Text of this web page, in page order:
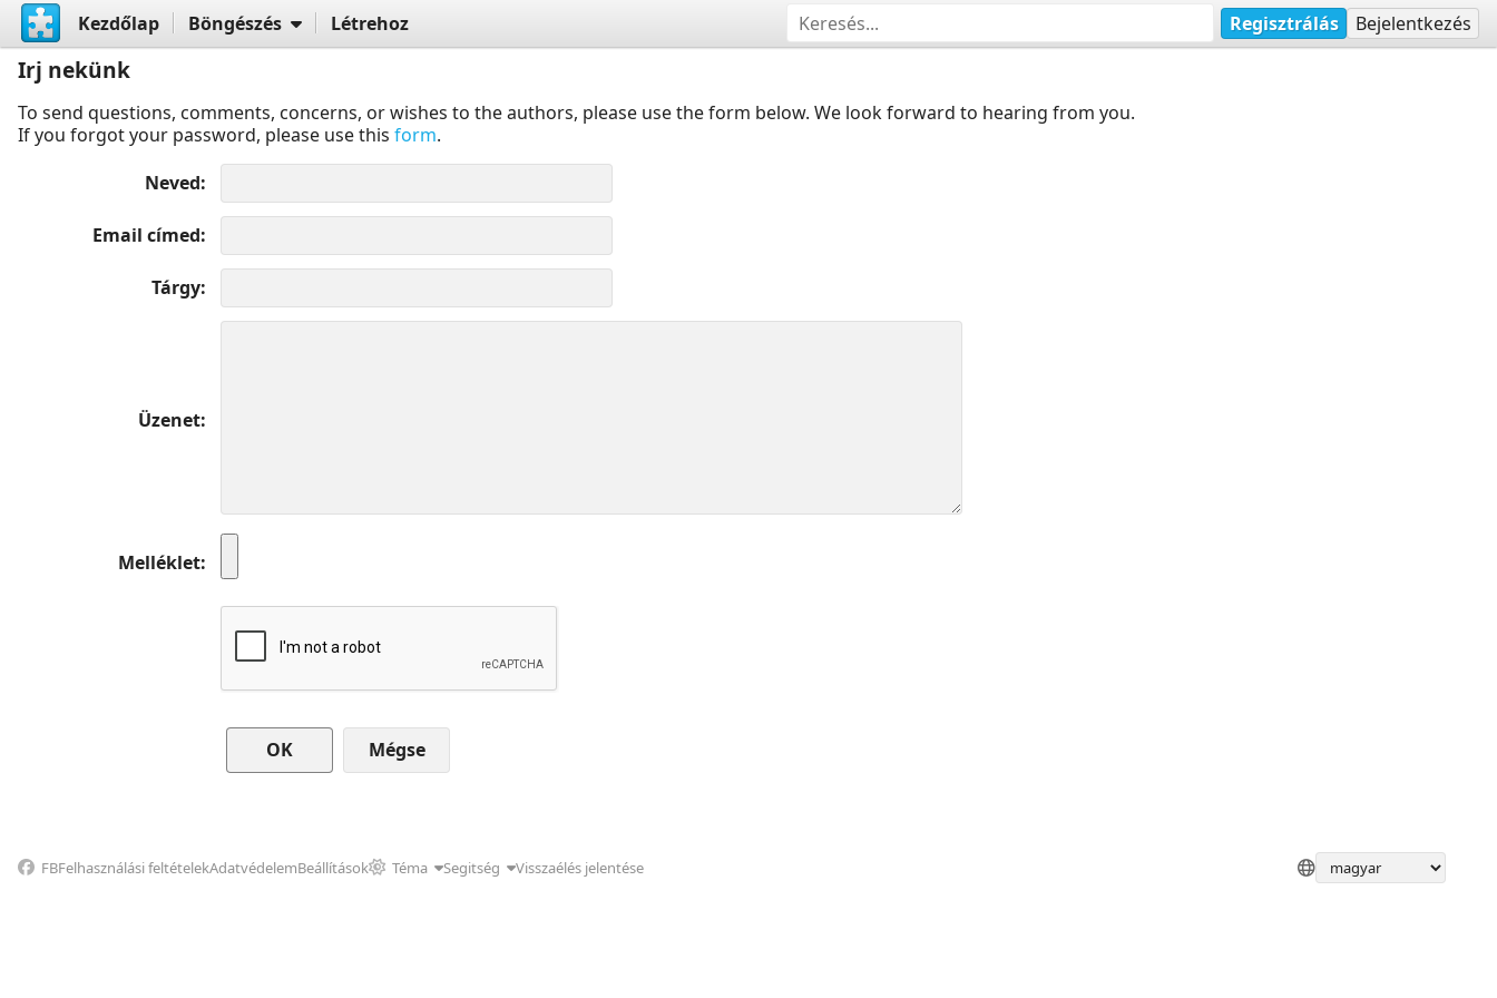
Kezdőlap Böngészés Létrehoz Regisztrálás Bejelentkezés
Irj nekünk
To send questions, comments, concerns, or wishes to the authors, please use the form below. We look forward to hearing from you.
If you forgot your password, please use this form.
Neved
Email címed
Tárgy
Üzenet
Melléklet
Mégse
FBFelhasználási feltételekAdatvédelemBeállítások Téma Segitség Visszaélés jelentése